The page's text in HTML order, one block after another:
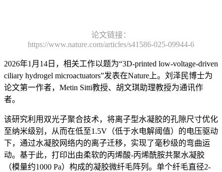
论文链接：
https://www.nature.com/articles/s41586-025-09944-6
2026年1月14日，相关工作以题为“3D-printed low-voltage-driven
ciliary hydrogel microactuators”发表在Nature上。刘泽民博士为
论文第一作者，Metin Sitti教授、胡文琪助理教授为通讯作
者。
该研究利用双光子聚合技术，将离子型水凝胶的孔隙尺寸优化
至纳米级别，从而在低至1.5V（低于水电解阈值）的电压驱动
下，通过水凝胶网络内的离子迁移，实现了毫秒级的弯曲运
动。基于此，打印出由柔软的丙烯酸-丙烯酰胺共聚水凝胶
（模量约1000 Pa）构成的凝胶微纤毛阵列。单个纤毛直径2-